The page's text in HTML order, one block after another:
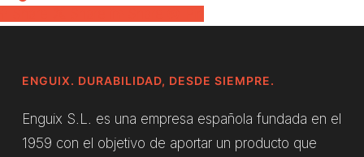
ENGUIX. DURABILIDAD, DESDE SIEMPRE.
Enguix S.L. es una empresa española fundada en el
1959 con el objetivo de aportar un producto que